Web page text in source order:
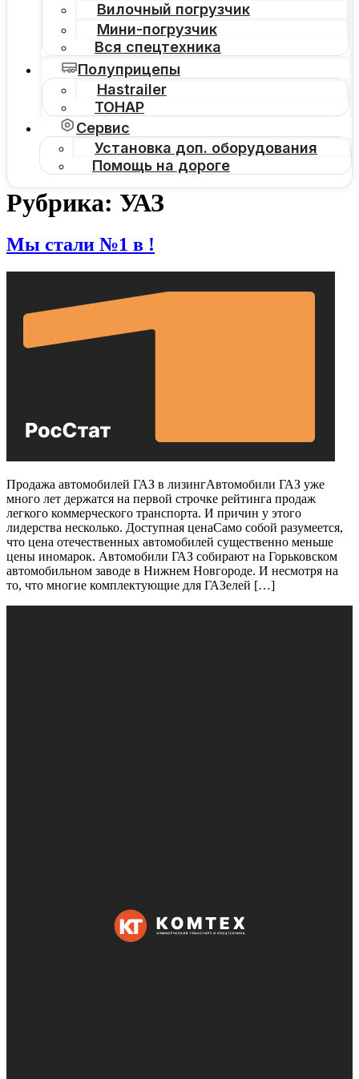
Вилочный погрузчик
Мини-погрузчик
Вся спецтехника
Полуприцепы
Hastrailer
ТОНАР
Сервис
Установка доп. оборудования
Помощь на дороге
Рубрика: УАЗ
Мы стали №1 в !
Продажа автомобилей ГАЗ в лизингАвтомобили ГАЗ уже
много лет держатся на первой строчке рейтинга продаж
легкого коммерческого транспорта. И причин у этого
лидерства несколько. Доступная ценаСамо собой разумеется,
что цена отечественных автомобилей существенно меньше
цены иномарок. Автомобили ГАЗ собирают на Горьковском
автомобильном заводе в Нижнем Новгороде. И несмотря на
то, что многие комплектующие для ГАЗелей […]